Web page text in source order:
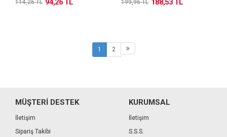
94,26 TL
114,26 TL 188,53 TL
199,96 TL
1 2
MÜŞTERİ DESTEK
İletişim
Sipariş Takibi
KURUMSAL
İletişim
S.S.S.